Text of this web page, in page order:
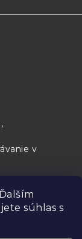
súhlas s
v
ústav Piešťany